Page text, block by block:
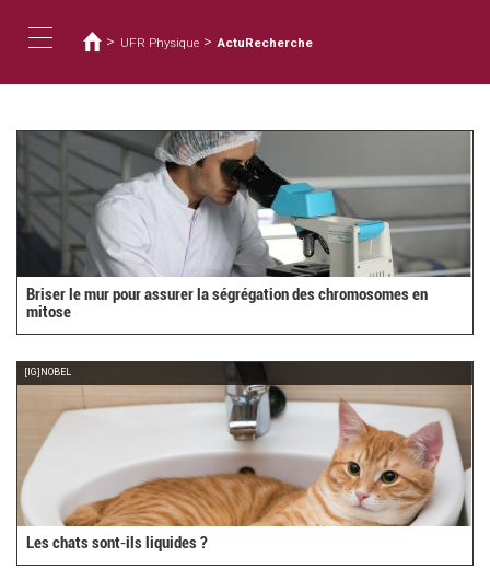
main
navigation
are
here
> UFR Physique > ActuRecherche
Briser le mur pour assurer la ségrégation des chromosomes en
mitose
[IG]NOBEL
Les chats sont‑ils liquides ?